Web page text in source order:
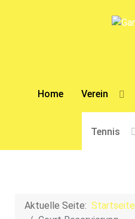
Home Verein
Tennis
Aktuelle Seite: Startseite